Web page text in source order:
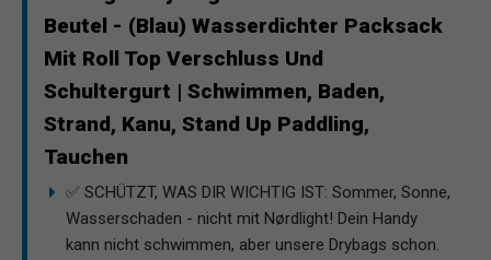
Beutel - (Blau) Wasserdichter Packsack
Mit Roll Top Verschluss Und
Schultergurt | Schwimmen, Baden,
Strand, Kanu, Stand Up Paddling,
Tauchen
✅ SCHÜTZT, WAS DIR WICHTIG IST: Sommer, Sonne,
Wasserschaden - nicht mit Nørdlight! Dein Handy
kann nicht schwimmen, aber unsere Drybags schon.